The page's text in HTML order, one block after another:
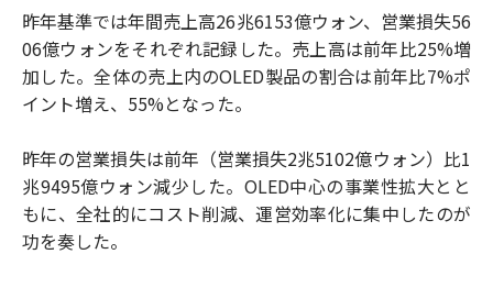
昨年基準では年間売上高26兆6153億ウォン、営業損失56
06億ウォンをそれぞれ記録した。売上高は前年比25%増
加した。全体の売上内のOLED製品の割合は前年比7%ポ
イント増え、55%となった。
昨年の営業損失は前年（営業損失2兆5102億ウォン）比1
兆9495億ウォン減少した。OLED中心の事業性拡大とと
もに、全社的にコスト削減、運営効率化に集中したのが
功を奏した。